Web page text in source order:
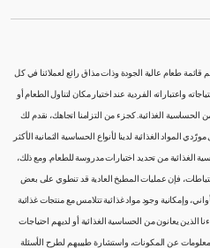
طعام عالية الجودة وذات مذاق رائع لعملائنا في كل
واعتباراته الفردية عند اختيار مكان لتناول الطعام أو
الغذائية. كجزء من التزامنا اتجاهك، نقدم لك
المواد الغذائية لدينا لأنواع الحساسية الثمانية الأكثر
الغذائية من تحديد اختيارات مدروسة للطعام. ومع ذلك،
فإن عمليات المطبخ العادية قد تنطوي على بعض
وإمكانية وجود مواد غذائية تتلامس مع منتجات غذائية
يعانون من الحساسية الغذائية أو لديهم احتياجات
عن المكونات، واستشارة طبيبهم لطرح الأسئلة